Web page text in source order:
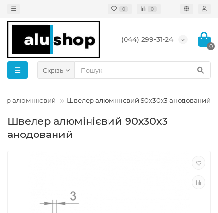
0 0
(044) 299-31-24
0
Скрізь
алюмінієвий Швелер алюмінієвий 90х30x3 анодований
Швелер алюмінієвий 90х30x3
анодований